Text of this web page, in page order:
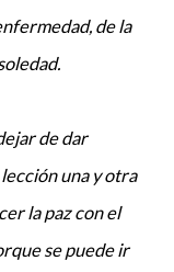
de la
de dar
una y otra
la paz con el
se puede ir